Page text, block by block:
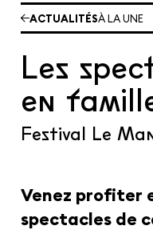
ACTUALITÉSÀ LA UNE
Les
en
Festival Le
Venez profiter
spectacles de
Les cours hebdos
Le Festival
Infos pratiques
RessourcesEspace
S'abonner à la